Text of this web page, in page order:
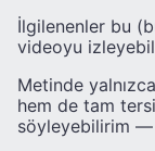
İlgilenenler bu
videoyu
Metinde
hem de tam
söyleyebilirim